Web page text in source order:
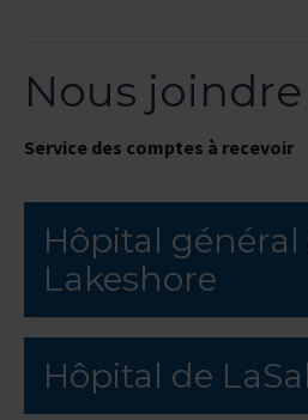
Nous joindre
Service des comptes à recevoir
Hôpital général
Lakeshore
Hôpital de